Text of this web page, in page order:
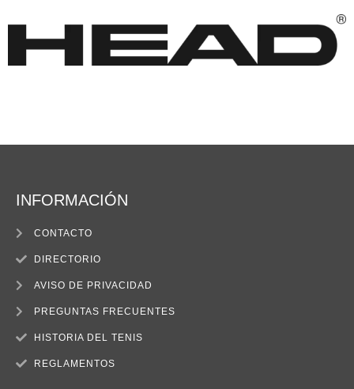
INFORMACIÓN
CONTACTO
DIRECTORIO
AVISO DE PRIVACIDAD
PREGUNTAS FRECUENTES
HISTORIA DEL TENIS
REGLAMENTOS